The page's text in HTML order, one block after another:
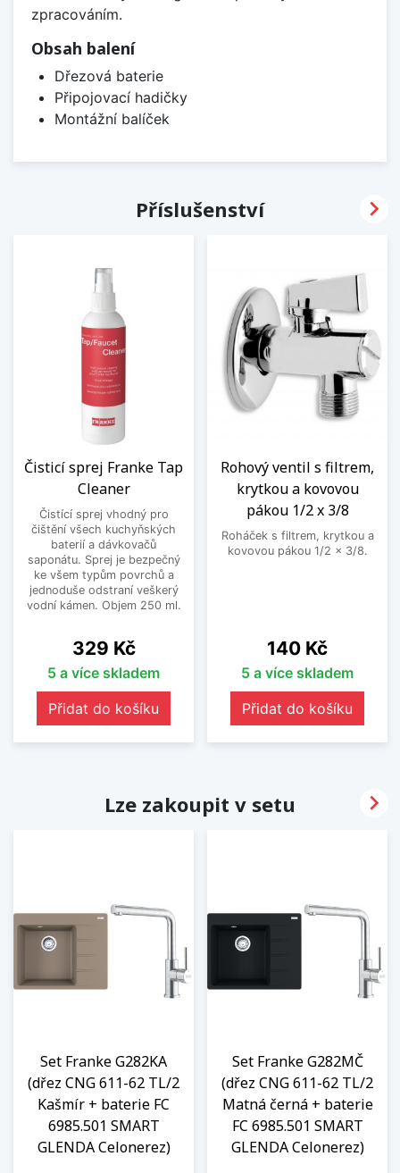
zpracováním.
Obsah balení
Dřezová baterie
Připojovací hadičky
Montážní balíček
Příslušenství
Čisticí sprej Franke Tap
Cleaner
Čistící sprej vhodný pro
čištění všech kuchyňských
baterií a dávkovačů
saponátu. Sprej je bezpečný
ke všem typům povrchů a
jednoduše odstraní veškerý
vodní kámen. Objem 250 ml.
Cena
329 Kč
5 a více skladem
Přidat do košíku
Rohový ventil s filtrem,
krytkou a kovovou
pákou 1/2 x 3/8
Roháček s filtrem, krytkou a
kovovou pákou 1/2 x 3/8.
Cena
140 Kč
5 a více skladem
Přidat do košíku

Lze zakoupit v setu
Set Franke G282KA
(dřez CNG 611-62 TL/2
Kašmír + baterie FC
6985.501 SMART
GLENDA Celonerez)
Set Franke G282MČ
(dřez CNG 611-62 TL/2
Matná černá + baterie
FC 6985.501 SMART
GLENDA Celonerez)
